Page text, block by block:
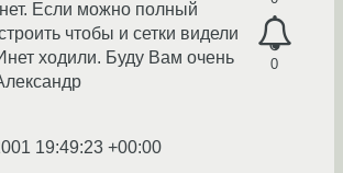
0
Если можно полный
чтобы и сетки видели
ходили. Буду Вам очень
19:49:23 +00:00